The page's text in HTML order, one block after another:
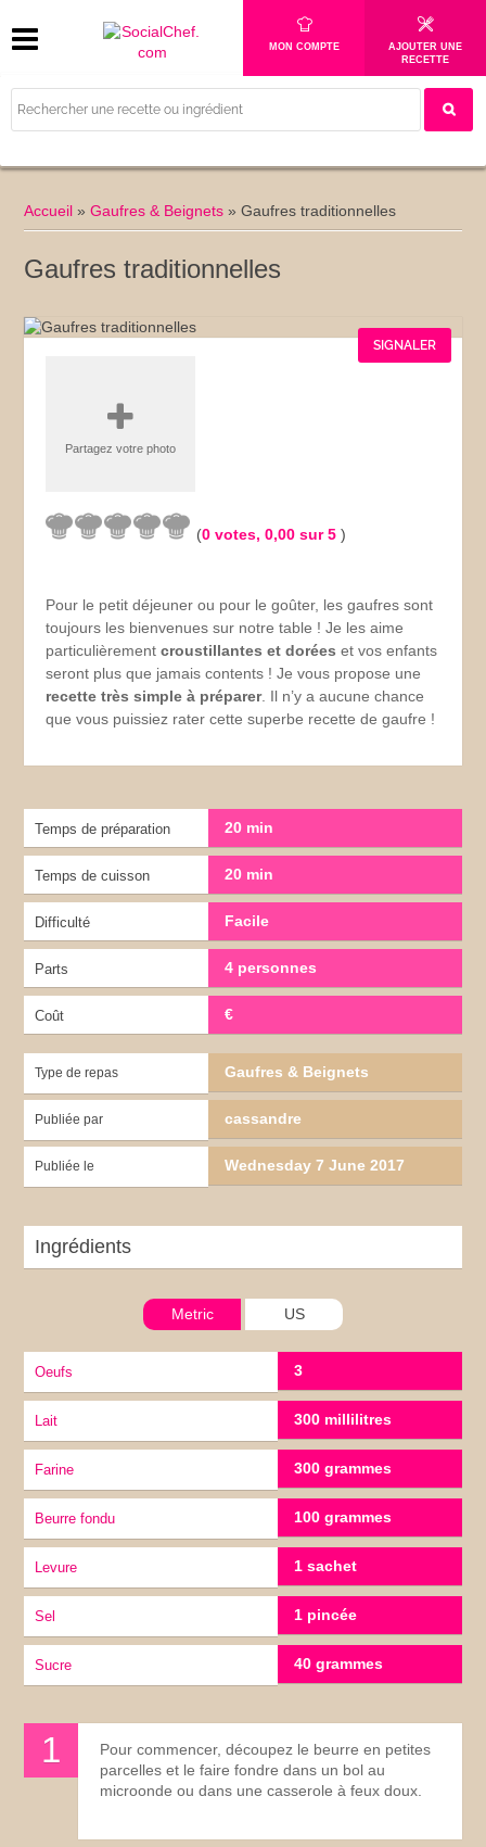
MON COMPTE
AJOUTER UNE
RECETTE
Accueil »Gaufres & Beignets »Gaufres traditionnelles
Gaufres traditionnelles
SIGNALER
Partagez votre photo
(0 votes,0,00 sur 5)
Pour le petit déjeuner ou pour le goûter, les gaufres sont
toujours les bienvenues sur notre table ! Je les aime
particulièrement croustillantes et dorées et vos enfants
seront plus que jamais contents ! Je vous propose une
recette très simple à préparer. Il n’y a aucune chance
que vous puissiez rater cette superbe recette de gaufre !
Temps de préparation 20 min
Temps de cuisson 20 min
Difficulté Facile
Parts 4 personnes
Coût €
Type de repas Gaufres & Beignets
Publiée par cassandre
Publiée le Wednesday 7 June 2017
Ingrédients
Metric US
Oeufs 3
lait 300 millilitres
Farine 300 grammes
Beurre fondu 100 grammes
Levure 1 sachet
sel 1 pincée
Sucre 40 grammes
Pour commencer, découpez le beurre en petites
parcelles et le faire fondre dans un bol au
microonde ou dans une casserole à feux doux.